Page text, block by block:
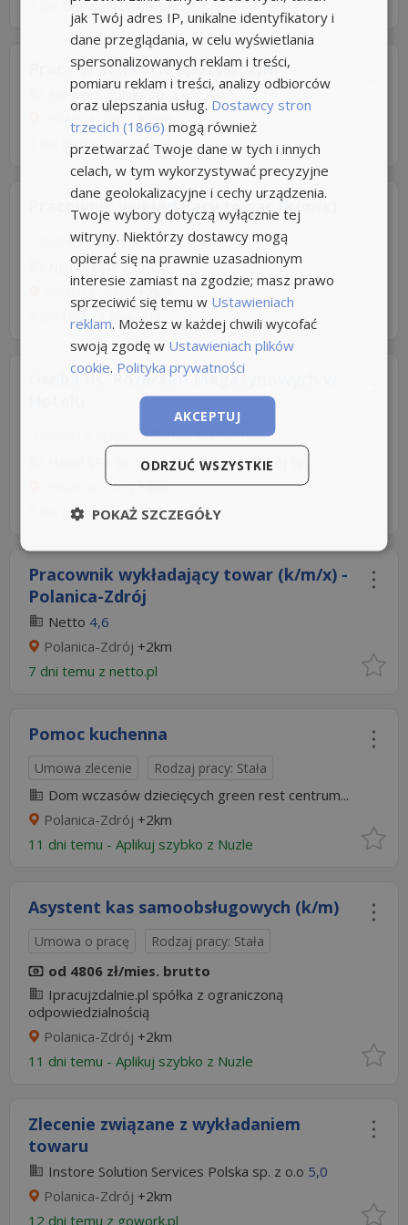
3 dni temu zgowork.pl
Praca w markecie spożywczym
Aw work polska sp. z o.o 5,0
Polanica-Zdrój +2km
3 dni temu zgowork.pl
Pracownik wykładający towar (k/m/x)
Rodzaj pracy: Stała
NETTO SP. Z O. O
+2km
5 dni temu z
pracuj.pl
Osoba ds. Rozliczeń Magazynowych w
Rodzaj pracy: Stała
Hotel SPA Dr Irena Eris Polanica Zdrój Sp...
Polanica-Zdrój+2km
5 dni temu zpracuj.pl
Pracownik wykładający towar (k/m/x) -
Polanica-Zdrój
Netto 4,6
Polanica-Zdrój +2km
7 dni temu z netto.pl
Pomoc kuchenna
Umowa zlecenie Rodzaj pracy: Stała
Dom wczasów dziecięcych green rest centrum...
Polanica-Zdrój +2km
11 dni temu - Aplikuj szybko z Nuzle
Asystent kas samoobsługowych (k/m)
Umowa o pracę Rodzaj pracy: Stała
od 4806 zł/mies. brutto
Ipracujzdalnie.pl spółka z ograniczoną
odpowiedzialnością
Polanica-Zdrój +2km
11 dni temu - Aplikuj szybko z Nuzle
Zlecenie związane z wykładaniem
towaru
Instore Solution Services Polska sp. z o.o 5,0
Polanica-Zdrój +2km
12 dni temu z gowork.pl
jak Twój adres IP, unikalne identyfikatory i
dane przeglądania, w celu wyświetlania
spersonalizowanych reklam i treści,
pomiaru reklam i treści, analizy odbiorców
oraz ulepszania usług. Dostawcy stron
trzecich (1866) mogą również
przetwarzać Twoje dane w tych i innych
celach, w tym wykorzystywać precyzyjne
dane geolokalizacyjne i cechy urządzenia.
Twoje wybory dotyczą wyłącznie tej
witryny. Niektórzy dostawcy mogą
opierać się na prawnie uzasadnionym
interesie zamiast na zgodzie; masz prawo
sprzeciwić się temu w Ustawieniach
reklam. Możesz w każdej chwili wycofać
swoją zgodę w Ustawieniach plików
cookie. Polityka prywatności
AKCEPTUJ
ODRZUĆ WSZYSTKIE
POKAŻ SZCZEGÓŁY